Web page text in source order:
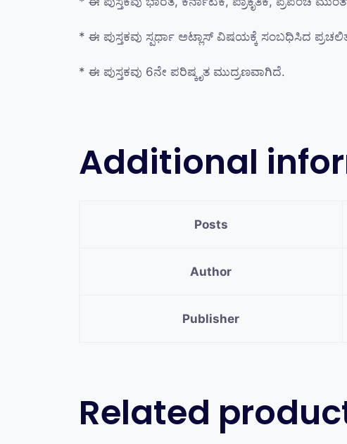
* ಈ ಪುಸ್ತಕವು ಸ್ಪರ್ಧಾ ಅಟ್ಲಾಸ್ ವಿಷಯಕ್ಕೆ ಸಂಬಧಿಸಿದ
* ಈ ಪುಸ್ತಕವು 6ನೇ ಪರಿಷ್ಕೃತ ಮುದ್ರಣವಾಗಿದೆ.
Additional
Posts
Author
Publisher
Related